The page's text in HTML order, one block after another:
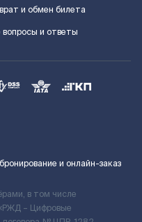
и обмен билета
вопросы и ответы
и онлайн-заказ
в том числе
– Цифровые